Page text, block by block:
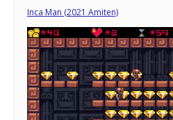
Inca Man (2021 Amiten)